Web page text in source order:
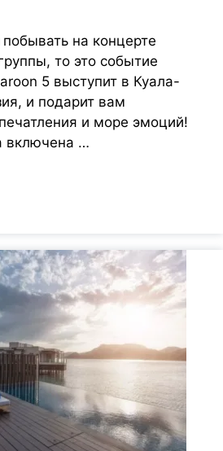
на концерте
то это событие
5 выступит в Куала-
и подарит вам
и море эмоций!
включена …